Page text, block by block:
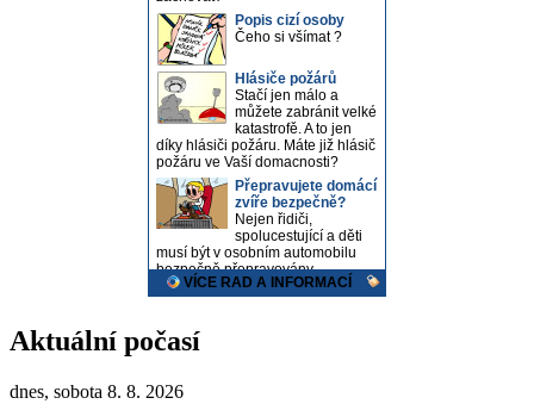
Aktuální počasí
dnes, sobota 8. 8. 2026